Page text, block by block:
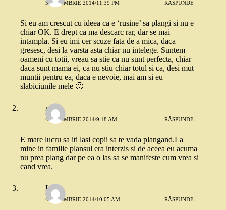
3 NOIEMBRIE 2014/11:39 PM RĂSPUNDE
Si eu am crescut cu ideea ca e ‘rusine’ sa plangi si nu e
chiar OK. E drept ca ma descarc rar, dar se mai
intampla. Si eu imi cer scuze fata de a mica, daca
gresesc, desi la varsta asta chiar nu intelege. Suntem
oameni cu totii, vreau sa stie ca nu sunt perfecta, chiar
daca sunt mama ei, ca nu stiu chiar totul si ca, desi mut
muntii pentru ea, daca e nevoie, mai am si eu
slabiciunile mele 🙂
maria
4 NOIEMBRIE 2014/9:18 AM RĂSPUNDE
E mare lucru sa iti lasi copii sa te vada plangand.La
mine in familie plansul era interzis si de aceea eu acuma
nu prea plang dar pe ea o las sa se manifeste cum vrea si
cand vrea.
Ioana
4 NOIEMBRIE 2014/10:05 AM RĂSPUNDE